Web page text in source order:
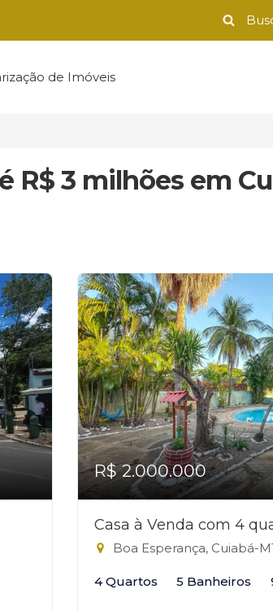
de Imóveis
R$ 3 milhões em
R$ 2.000.000
Casa à Venda com 4
Boa Esperança, Cuiabá-
4 Quartos 5 Banheiros